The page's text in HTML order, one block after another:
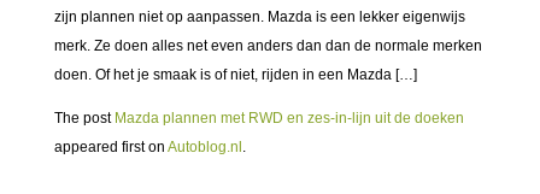
zijn plannen niet op aanpassen. Mazda is een lekker eigenwijs
merk. Ze doen alles net even anders dan dan de normale merken
doen. Of het je smaak is of niet, rijden in een Mazda […]
The post Mazda plannen met RWD en zes-in-lijn uit de doeken
appeared first on Autoblog.nl .